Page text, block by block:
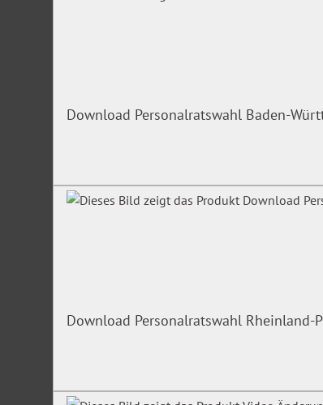
Download Personalratswahl Baden-
Download Personalratswahl Rheinland-